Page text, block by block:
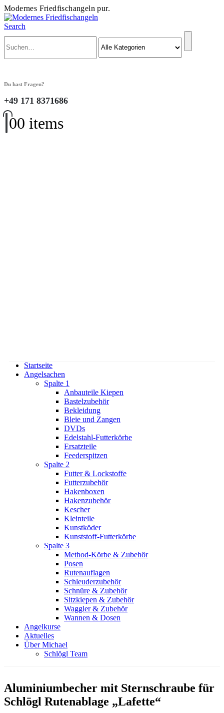
Modernes Friedfischangeln pur.
Search
Du hast Fragen?
+49 171 8371686
00 items
Startseite
Angelsachen
Spalte 1
Anbauteile Kiepen
Bastelzubehör
Bekleidung
Bleie und Zangen
DVDs
Edelstahl-Futterkörbe
Ersatzteile
Feederspitzen
Spalte 2
Futter & Lockstoffe
Futterzubehör
Hakenboxen
Hakenzubehör
Kescher
Kleinteile
Kunstköder
Kunststoff-Futterkörbe
Spalte 3
Method-Körbe & Zubehör
Posen
Rutenauflagen
Schleuderzubehör
Schnüre & Zubehör
Sitzkiepen & Zubehör
Waggler & Zubehör
Wannen & Dosen
Angelkurse
Aktuelles
Über Michael
Schlögl Team
Aluminiumbecher mit Sternschraube für
Schlögl Rutenablage „Lafette“